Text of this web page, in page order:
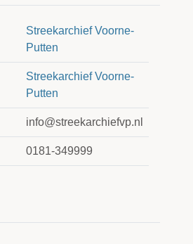
Streekarchief Voorne-
Putten
Streekarchief Voorne-
Putten
info@streekarchiefvp.nl
0181-349999